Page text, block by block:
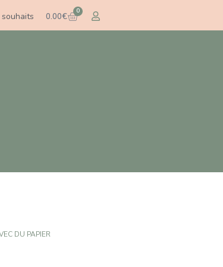
0.00€
0
DU PAPIER